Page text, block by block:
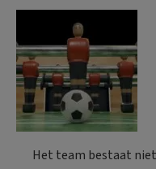
Het team bestaat niet